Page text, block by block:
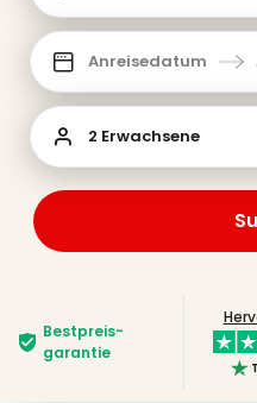
Anreisedatum
2 Erwachsene
Bestpreis­
garantie